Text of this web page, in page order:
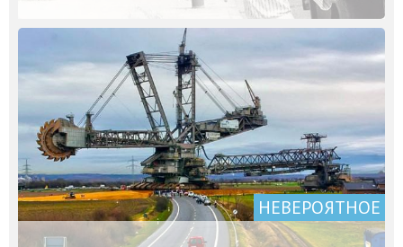
НЕВЕРОЯТНОЕ